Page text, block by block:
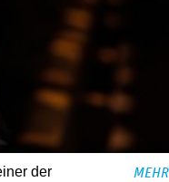
der
MEHR